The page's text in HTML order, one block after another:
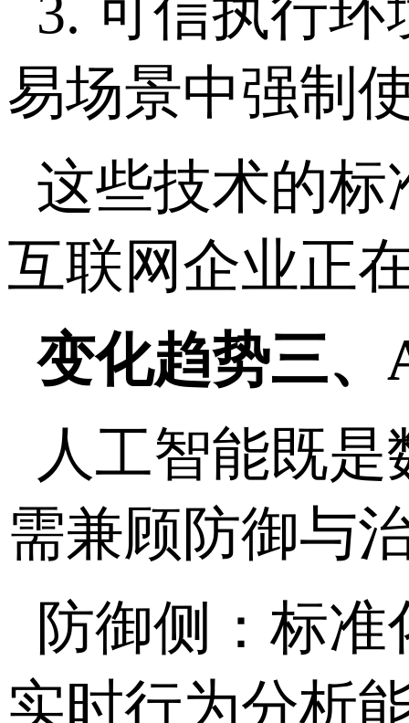
3. 可信执行
易场景中强制
这些技术的标
互联网企业正
变化趋势三
人工智能既
需兼顾防御与
防御侧：标
实时行为分析